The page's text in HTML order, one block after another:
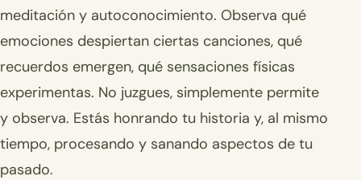
meditación y autoconocimiento. Observa qué
emociones despiertan ciertas canciones, qué
recuerdos emergen, qué sensaciones físicas
experimentas. No juzgues, simplemente permite
y observa. Estás honrando tu historia y, al mismo
tiempo, procesando y sanando aspectos de tu
pasado.